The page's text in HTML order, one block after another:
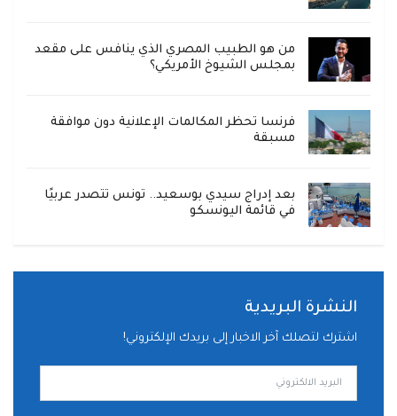
من هو الطبيب المصري الذي ينافس على مقعد
بمجلس الشيوخ الأمريكي؟
فرنسا تحظر المكالمات الإعلانية دون موافقة
مسبقة
بعد إدراج سيدي بوسعيد.. تونس تتصدر عربيًا
في قائمة اليونسكو
النشرة البريدية
اشترك لتصلك آخر الاخبار إلى بريدك الإلكتروني!